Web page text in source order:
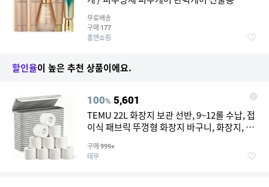
무료배송
구매 177
홈앤쇼핑
할인율이 높은 추천 상품이에요.
100% 5,601
TEMU 22L 화장지 보관 선반, 9~12롤 수납, 접
이식 패브릭 뚜껑형 화장지 바구니, 화장지, 수
이, 화장지 보관 용기
구매 999+
테무